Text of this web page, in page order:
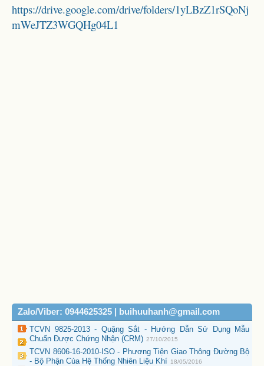
https://drive.google.com/drive/folders/1yLBzZ1rSQoNj
mWeJTZ3WGQHg04L1
Zalo/Viber: 0944625325 | buihuuhanh@gmail.com
TCVN 9825-2013 - Quặng Sắt - Hướng Dẫn Sử Dụng Mẫu
Chuẩn Được Chứng Nhận (CRM) 27/10/2015
TCVN 8606-16-2010-ISO - Phương Tiện Giao Thông Đường Bộ
- Bộ Phận Của Hệ Thống Nhiên Liệu Khí 18/05/2016